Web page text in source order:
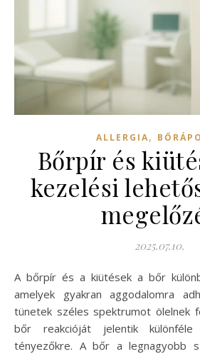
ALLERGIA,
Bőrpír és
kezelési
2025.07.10.
A bőrpír és a kiütések a bőr különböző állapotait jelzik,
amelyek gyakran aggodalomra
tünetek széles spektrumot ölelnek
bőr reakcióját jelentik
tényezőkre. A bőr a legnagyobb